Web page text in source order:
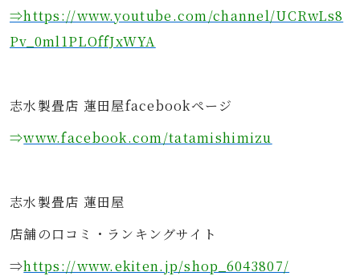
⇒https://www.youtube.com/channel/UCRwLs8
Pv_0ml1PLOffJxWYA
志水製畳店 蓮田屋facebookページ
⇒www.facebook.com/tatamishimizu
志水製畳店 蓮田屋
店舗の口コミ・ランキングサイト
⇒https://www.ekiten.jp/shop_6043807/